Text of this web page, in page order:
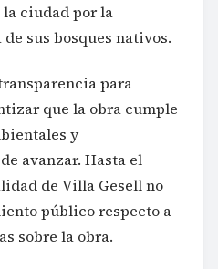
ciudad por la
sus bosques nativos.
para
que la obra cumple
y
avanzar. Hasta el
de Villa Gesell no
público respecto a
sobre la obra.